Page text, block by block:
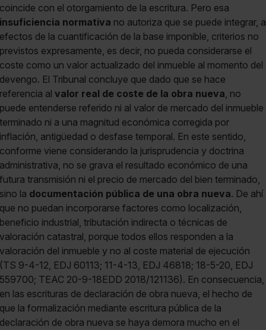
coincide con el otorgamiento de la escritura. Pero esa
insuficiencia normativa no autoriza que se puede integrar, a
efectos de la cuantificación de la base imponible, criterios no
previstos expresamente, es decir, no pueda considerarse el
coste como un valor actualizado del inmueble al momento del
devengo. El Tribunal concluye que dado que se hace
referencia al valor real de coste de la obra nueva, no
puede entenderse referido ni al valor de mercado del inmueble
terminado ni a una magnitud económica corregida por
inflación, antigüedad o desfase temporal. En este sentido,
conforme viene considerando la jurisprudencia y doctrina
administrativa, no se grava el resultado económico de una
futura transmisión ni el precio de mercado del bien terminado,
sino la documentación pública de una obra nueva. De ahí
que no puedan incorporarse factores como localización,
beneficio industrial, tributación indirecta o técnicas de
valoración catastral, porque todos ellos responden a la
valoración del inmueble y no al coste material de ejecución
(TS 9-4-12, EDJ 60113; 11-4-13, EDJ 46818; 18-5-20, EDJ
559700; TEAC 20-9-18EDD 2018/121136). En consecuencia,
en las escrituras de declaración de obra nueva, el hecho de
que la formalización mediante escritura pública de la
declaración de obra nueva se haya demora mucho en el